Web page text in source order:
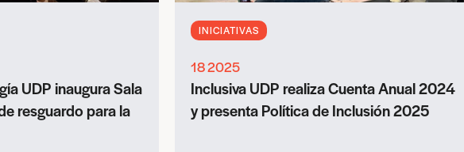
UDP inaugura Sala
resguardo para la
INICIATIVAS
18 2025
Inclusiva UDP realiza Cuenta Anual 2024
y presenta Política de Inclusión 2025